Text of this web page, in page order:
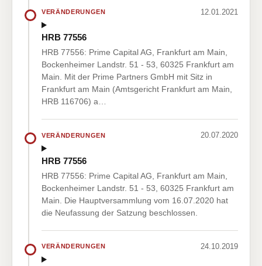
VERÄNDERUNGEN 12.01.2021
HRB 77556
HRB 77556: Prime Capital AG, Frankfurt am Main,
Bockenheimer Landstr. 51 - 53, 60325 Frankfurt am
Main. Mit der Prime Partners GmbH mit Sitz in
Frankfurt am Main (Amtsgericht Frankfurt am Main,
HRB 116706) a…
VERÄNDERUNGEN 20.07.2020
HRB 77556
HRB 77556: Prime Capital AG, Frankfurt am Main,
Bockenheimer Landstr. 51 - 53, 60325 Frankfurt am
Main. Die Hauptversammlung vom 16.07.2020 hat
die Neufassung der Satzung beschlossen.
VERÄNDERUNGEN 24.10.2019